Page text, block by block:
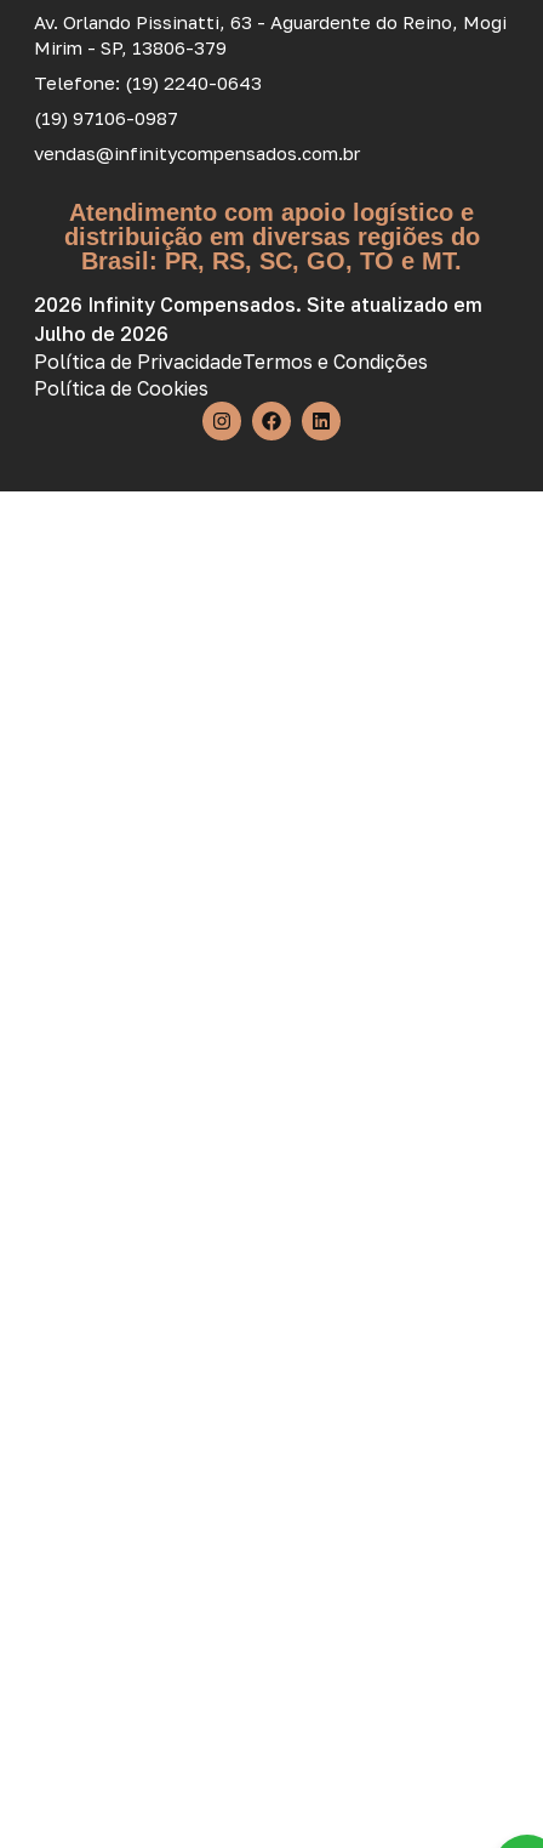
Av. Orlando Pissinatti, 63 - Aguardente do Reino, Mogi
Mirim - SP, 13806-379
Telefone: (19) 2240-0643
(19) 97106-0987
vendas@infinitycompensados.com.br
Atendimento com apoio logístico e
distribuição em diversas regiões do
Brasil: PR, RS, SC, GO, TO e MT.
2026 Infinity Compensados. Site atualizado em
Julho de 2026
Política de PrivacidadeTermos e Condições
Política de Cookies